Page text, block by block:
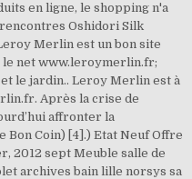
en ligne, le shopping n'a
Oshidori Silk
Merlin est un bon site
le net www.leroymerlin.fr;
le jardin.. Leroy Merlin est à
Après la crise de
affronter la
Bon Coin) [4].) Etat Neuf Offre
2012 sept Meuble salle de
archives bain lille norsys sa